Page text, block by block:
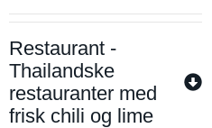
Restaurant -
Thailandske
restauranter med
frisk chili og lime